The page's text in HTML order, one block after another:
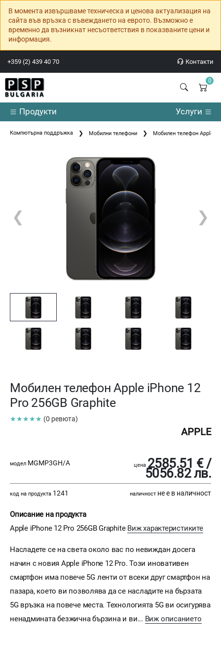
В момента извършваме техническа и ценова актуализация на
сайта във връзка с въвеждането на еврото. Възможно е
временно да възникнат несъответствия в показваните цени и
информация.
+359 (2) 439 40 70 Контакти
0
Продукти Услуги
Компютърна поддръжка Мобилни телефони Мобилен телефон Apple
❮ ❯
Мобилен телефон Apple iPhone 12
Pro 256GB Graphite
★★★★★ (0 ревюта)
APPLE
модел MGMP3GH/A цена 2585.51 € /
5056.82 лв.
код на продукта 1241 наличност не е в наличност
Описание на продукта
Apple iPhone 12 Pro 256GB Graphite Виж характеристиките
Насладете се на света около вас по невиждан досега
начин с новия Apple iPhone 12 Pro. Този иновативен
смартфон има повече 5G ленти от всеки друг смартфон на
пазара, което ви позволява да се насладите на бързата
5G връзка на повече места. Технологията 5G ви осигурява
ненадмината безжична бързина и ви... Виж описанието